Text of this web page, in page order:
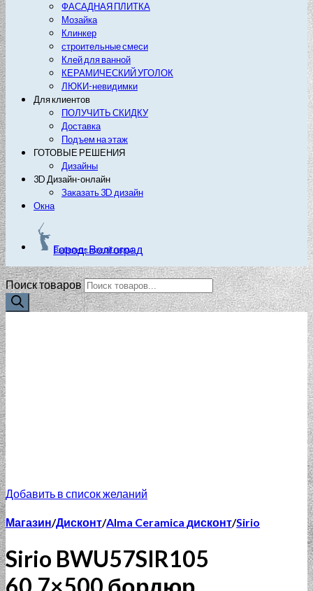
ФАСАДНАЯ ПЛИТКА
Мозайка
Клинкер
строительные смеси
Клей для ванной
КЕРАМИЧЕСКИЙ УГОЛОК
ЛЮКИ-невидимки
Для клиентов
ПОЛУЧИТЬ СКИДКУ
Доставка
Подъем на этаж
ГОТОВЫЕ РЕШЕНИЯ
Дизайны
3D Дизайн-онлайн
Заказать 3D дизайн
Окна
Город: Волгоград
Выберите другой город
Поиск товаров
Добавить в список желаний
Магазин/Дисконт/Alma Ceramica дисконт/Sirio
Sirio BWU57SIR105